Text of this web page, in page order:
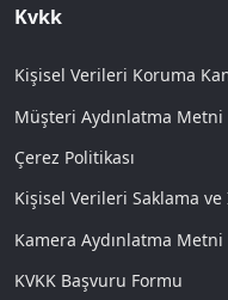
Kvkk
Kişisel Verileri Koruma
Müşteri Aydınlatma Metni
Çerez Politikası
Kişisel Verileri Saklama ve
Kamera Aydınlatma Metni
KVKK Başvuru Formu